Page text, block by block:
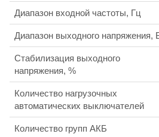
Диапазон входной частоты, Гц
Диапазон выходного напряжения,
Стабилизация выходного
напряжения, %
Количество нагрузочных
автоматических выключателей
Количество групп АКБ